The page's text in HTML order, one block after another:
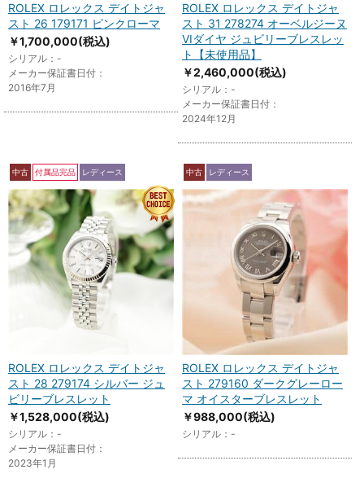
ROLEX ロレックス デイトジャ
スト 26 179171 ピンクローマ
￥1,700,000(税込)
シリアル：-
メーカー保証書日付：
2016年7月
ROLEX ロレックス デイトジャ
スト 31 278274 オーベルジーヌ
VIダイヤ ジュビリーブレスレッ
ト【未使用品】
￥2,460,000(税込)
シリアル：-
メーカー保証書日付：
2024年12月
中古 付属品完品 レディース
ROLEX ロレックス デイトジャ
スト 28 279174 シルバー ジュ
ビリーブレスレット
￥1,528,000(税込)
シリアル：-
メーカー保証書日付：
2023年1月
中古 レディース
ROLEX ロレックス デイトジャ
スト 279160 ダークグレーロー
マ オイスターブレスレット
￥988,000(税込)
シリアル：-